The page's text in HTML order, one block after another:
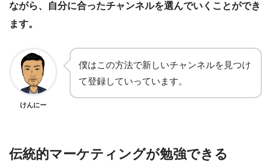
ながら、自分に合ったチャンネルを選んでいくことができ
ます。
けんにー
僕はこの方法で新しいチャンネルを見つけ
て登録していっています。
伝統的マーケティングが勉強できる